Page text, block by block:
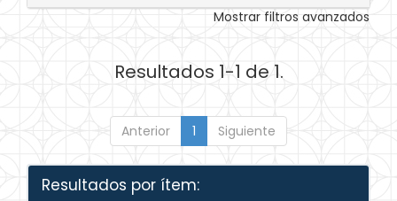
Mostrar filtros avanzados
Resultados 1-1 de 1.
Anterior 1 Siguiente
Resultados por ítem: